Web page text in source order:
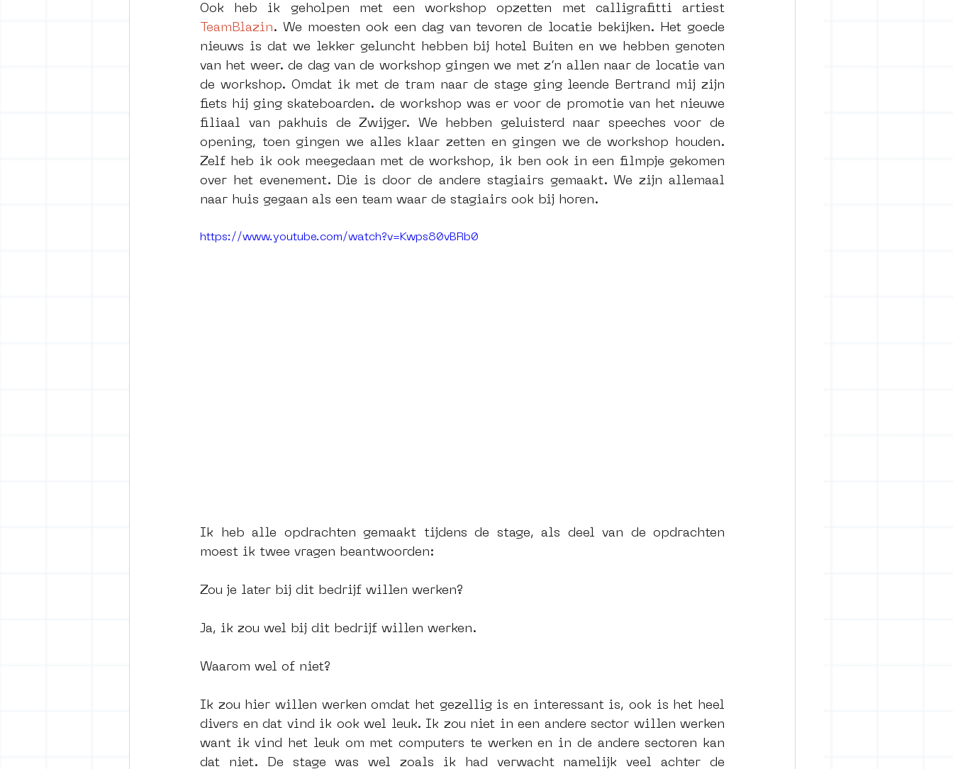
TeamBlazin. We moesten ook een dag van tevoren de locatie bekijken. Het goede
nieuws is dat we lekker geluncht hebben bij hotel Buiten en we hebben genoten
van het weer. de dag van de workshop gingen we met z’n allen naar de locatie van
de workshop. Omdat ik met de tram naar de stage ging leende Bertrand mij zijn
fiets hij ging skateboarden. de workshop was er voor de promotie van het nieuwe
filiaal van pakhuis de Zwijger. We hebben geluisterd naar speeches voor de
opening, toen gingen we alles klaar zetten en gingen we de workshop houden.
Zelf heb ik ook meegedaan met de workshop, ik ben ook in een filmpje gekomen
over het evenement. Die is door de andere stagiairs gemaakt. We zijn allemaal
naar huis gegaan als een team waar de stagiairs ook bij horen.
https://www.youtube.com/watch?v=Kwps80vBRb0
Ik heb alle opdrachten gemaakt tijdens de stage, als deel van de opdrachten
moest ik twee vragen beantwoorden:
Zou je later bij dit bedrijf willen werken?
Ja, ik zou wel bij dit bedrijf willen werken.
Waarom wel of niet?
Ik zou hier willen werken omdat het gezellig is en interessant is, ook is het heel
divers en dat vind ik ook wel leuk. Ik zou niet in een andere sector willen werken
want ik vind het leuk om met computers te werken en in de andere sectoren kan
dat niet. De stage was wel zoals ik had verwacht namelijk veel achter de